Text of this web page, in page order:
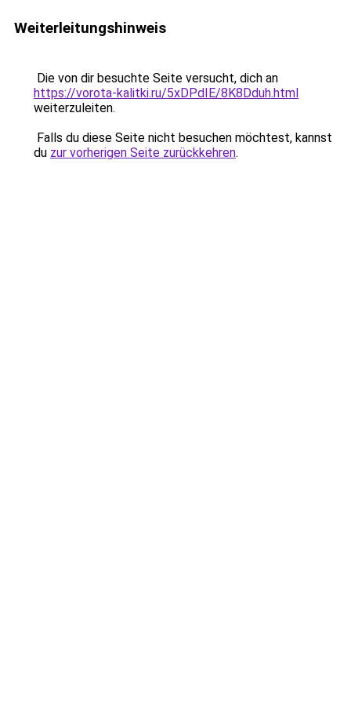
Weiterleitungshinweis
Die von dir besuchte Seite versucht, dich an
https://vorota-kalitki.ru/5xDPdIE/8K8Dduh.html
weiterzuleiten.
Falls du diese Seite nicht besuchen möchtest, kannst
du zur vorherigen Seite zurückkehren.